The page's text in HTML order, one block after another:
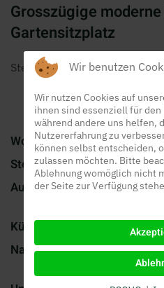
Grosszügige
Gartensitzplatz
Steinmatt, 5637 Beinwil
Wohnung:
4.5
Stockwerk:
EG mit
Ausbau:
heller
Küche:
V-Zug
Nasszelle:
helle
Bad/
Wir benutzen
Wir nutzen Cookies auf
ihnen sind essenziell für
während andere uns helfen,
Nutzererfahrung zu
können selbst entscheiden,
zulassen möchten. Bitte
Ablehnung womöglich nicht
der Seite zur Verfügung